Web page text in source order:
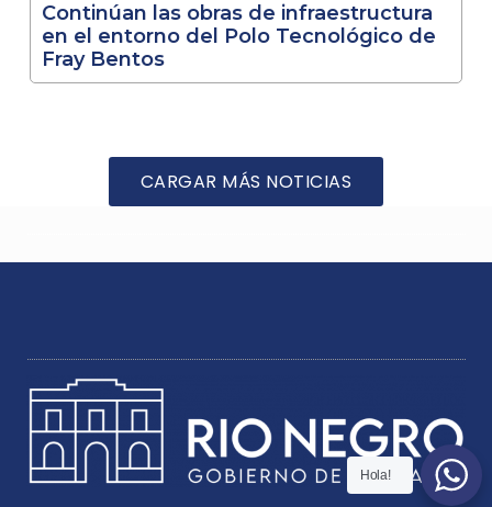
Continúan las obras de infraestructura
en el entorno del Polo Tecnológico de
Fray Bentos
CARGAR MÁS NOTICIAS
Hola!